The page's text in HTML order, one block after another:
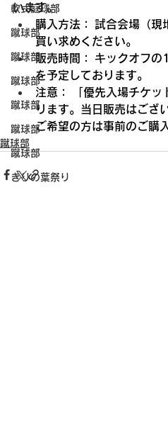
軟式庭球部
蹴球部
蹴球部
蹴球部
蹴球部
蹴球部
蹴球部
きりの葉祭り
います。
購入方法：
試合会場（現
買い求めください。
販売時間：
キックオフの
を予定しております。
注意：
「優先入場チケッ
ります。当日販売はござ
ご希望の方は事前のご購
蹴球部